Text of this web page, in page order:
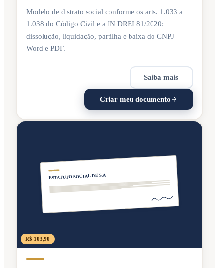
Modelo de distrato social conforme os arts. 1.033 a
1.038 do Código Civil e a IN DREI 81/2020:
dissolução, liquidação, partilha e baixa do CNPJ.
Word e PDF.
Saiba mais
Criar meu documento
ESTATUTO SOCIAL DE S.A
R$ 103,90